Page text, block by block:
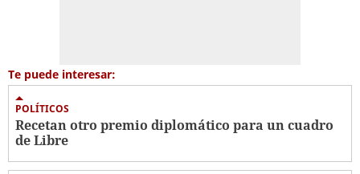
Te puede interesar:
POLÍTICOS
Recetan otro premio diplomático para un cuadro
de Libre